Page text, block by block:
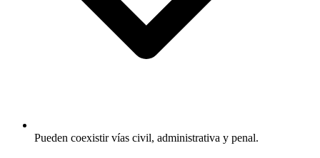
Pueden coexistir vías civil, administrativa y penal.